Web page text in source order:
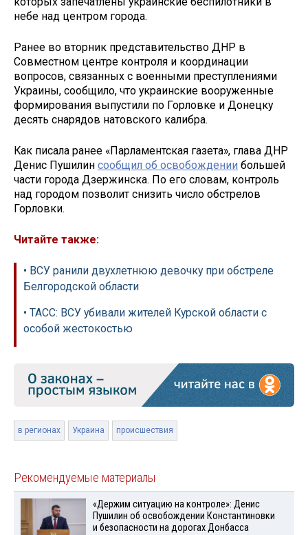
небе над центром города.
Ранее во вторник представительство ДНР в
Совместном центре контроля и координации
вопросов, связанных с военными преступлениями
Украины, сообщило, что украинские вооруженные
формирования выпустили по Горловке и Донецку
десять снарядов натовского калибра.
Как писала ранее «Парламентская газета», глава ДНР
Денис Пушилин сообщил об освобождении большей
части города Дзержинска. По его словам, контроль
над городом позволит снизить число обстрелов
Горловки.
Читайте также:
• ВСУ ранили двухлетнюю девочку при обстреле
Белгородской области
• ТАСС: ВСУ убивали жителей Курской области с
особой жестокостью
в регионах Украина происшествия
Рекомендуемые материалы
«Держим ситуацию на контроле»: Денис
Пушилин об освобождении Константиновки
и безопасности на дорогах Донбасса